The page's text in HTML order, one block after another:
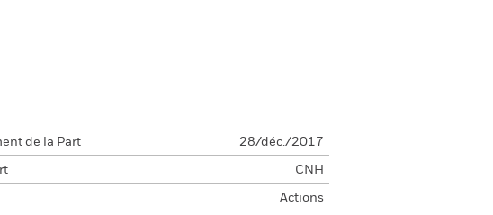
de la Part 28/déc./2017
CNH
Actions